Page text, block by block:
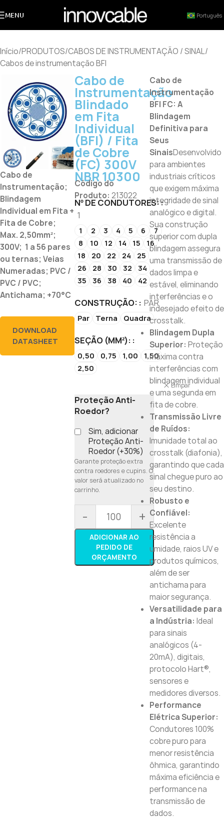
MENU Português
Início/PRODUTOS/CABOS DE INSTRUMENTAÇÃO / SINAL/
Cabos de instrumentação BFI
Cabo de
Instrumentação;
Blindagem
Individual em Fita +
Fita de Cobre;
Max. 2,50mm²;
300V; 1 a 56 pares
ou ternas; Veias
Numeradas; PVC /
PVC / PVC;
Antichama; +70°C
DOWNLOAD
DATASHEET
Cabo de
Instrumentação
Blindado
em Fita
Individual
(BFI) / Fita
de Cobre
(FC) 300V
NBR 10300
Código do
Produto: 213022
Nº DE CONDUTORES:
1
1 2 3 4 5 6
7
8
10 12 14 15
16
18
20 22 24
25
26
28 30 32
34
35
36 38 40 42
CONSTRUÇÃO: PAR
Par Terna Quadra
SEÇÃO (MM²):
0,50 0,75 1,00
1,50
2,50
Limpar
Proteção Anti-
Roedor?
Sim, adicionar
Proteção Anti-
Roedor (+30%)
Garante proteção extra
contra roedores e cupins. O
valor será atualizado no
carrinho.
- +
ADICIONAR AO
PEDIDO DE
ORÇAMENTO
Cabo de
Instrumentação
BFI FC: A
Blindagem
Definitiva para
Seus
SinaisDesenvolvido
para ambientes
industriais críticos
que exigem máxima
integridade de sinal
analógico e digital.
Sua construção
superior com dupla
blindagem assegura
uma transmissão de
dados limpa e
estável, eliminando
interferências e o
indesejado efeito de
crosstalk.
Blindagem Dupla
Superior: Proteção
máxima contra
interferências com
blindagem individual
e uma segunda em
fita de cobre.
Transmissão Livre
de Ruídos:
Imunidade total ao
crosstalk (diafonia),
garantindo que cada
sinal chegue puro ao
seu destino.
Robusto e
Confiável:
Excelente
resistência a
umidade, raios UV e
produtos químicos,
além de ser
antichama para
maior segurança.
Versatilidade para
a Indústria: Ideal
para sinais
analógicos (4-
20mA), digitais,
protocolo Hart®,
sensores e
medidores diversos.
Performance
Elétrica Superior:
Condutores 100%
cobre puro para
menor resistência
ôhmica, garantindo
máxima eficiência e
performance na
transmissão de
dados.